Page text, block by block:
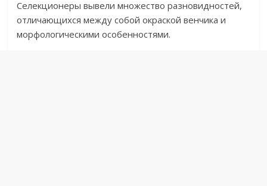
Селекционеры вывели множество разновидностей,
отличающихся между собой окраской венчика и
морфологическими особенностями.